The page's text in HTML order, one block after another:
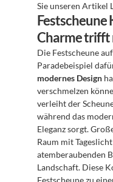
Sie unseren Artikel
Festscheune
Charme trifft
Die Festscheune
Paradebeispiel
modernes Design
verschmelzen
verleiht der
während das
Eleganz sorgt.
Raum mit
atemberaubenden
Landschaft. Diese
Festscheune zu